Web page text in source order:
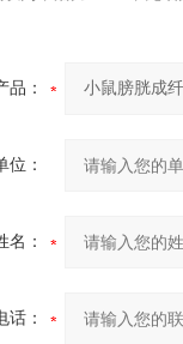
品：
位：
名：
话：